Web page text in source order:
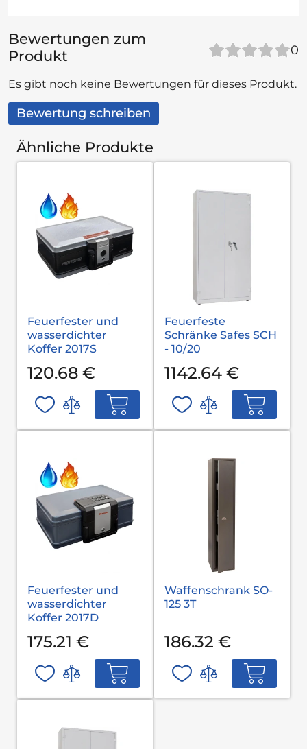
Bewertungen zum
Produkt
0
Es gibt noch keine Bewertungen für dieses Produkt.
Bewertung schreiben
Ähnliche Produkte
Feuerfester und
wasserdichter
Koffer 2017S
120.68 €
Feuerfeste
Schränke Safes SCH
- 10/20
1142.64 €
Feuerfester und
wasserdichter
Koffer 2017D
175.21 €
Waffenschrank SO-
125 3T
186.32 €